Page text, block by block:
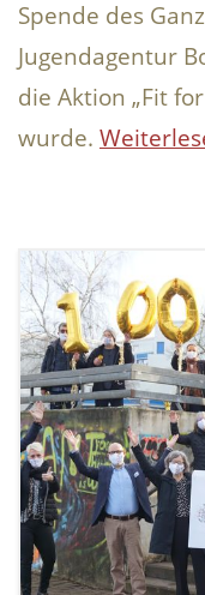
Spende des
Jugendagentur
die Aktion „Fit
wurde.